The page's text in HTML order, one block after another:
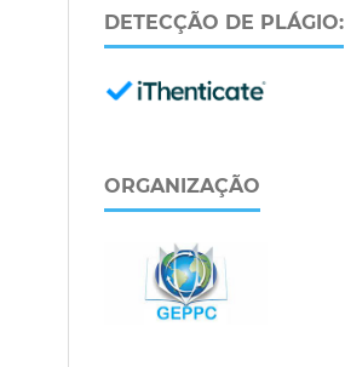
DETECÇÃO DE PLÁGIO:
ORGANIZAÇÃO